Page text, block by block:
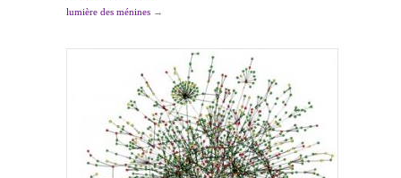
lumière des ménines →